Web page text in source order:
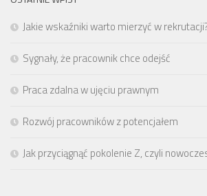
Jakie wskaźniki warto mierzyć w
Sygnały, że pracownik chce odejść
Praca zdalna w ujęciu prawnym
Rozwój pracowników z potencjałem
Jak przyciągnąć pokolenie Z, czyli